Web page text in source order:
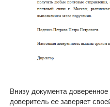
Внизу документа
доверитель ее заверяет